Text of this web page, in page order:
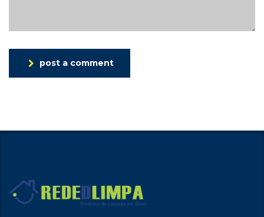
post a comment